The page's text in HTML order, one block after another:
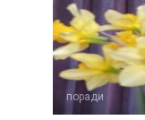
поради